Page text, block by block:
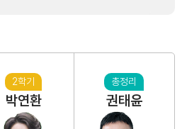
2학기
박연환
총정리
권태윤